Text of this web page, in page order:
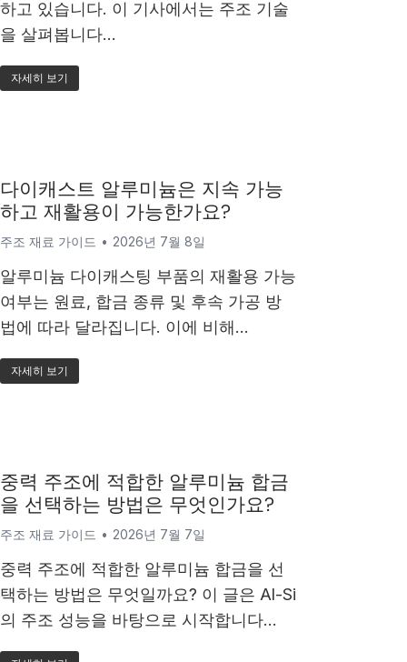
하고 있습니다. 이 기사에서는 주조 기술
을 살펴봅니다…
자세히 보기
다이캐스트 알루미늄은 지속 가능
하고 재활용이 가능한가요?
주조 재료 가이드 2026년 7월 8일
알루미늄 다이캐스팅 부품의 재활용 가능
여부는 원료, 합금 종류 및 후속 가공 방
법에 따라 달라집니다. 이에 비해…
자세히 보기
중력 주조에 적합한 알루미늄 합금
을 선택하는 방법은 무엇인가요?
주조 재료 가이드 2026년 7월 7일
중력 주조에 적합한 알루미늄 합금을 선
택하는 방법은 무엇일까요? 이 글은 Al-Si
의 주조 성능을 바탕으로 시작합니다…